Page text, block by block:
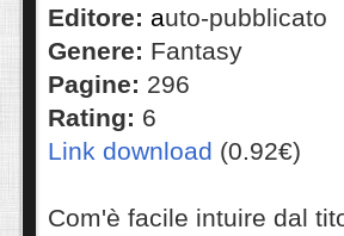
Editore: auto-pubblicato
Genere: Fantasy
Pagine: 296
Rating: 6
Link download (0.92€)
Com'è facile intuire dal